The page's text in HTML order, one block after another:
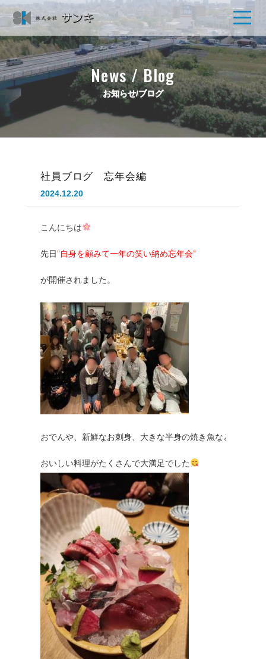
News / Blog
お知らせ/ブログ
社員ブログ 忘年会編
2024.12.20
こんにちは
先日”自身を顧みて一年の笑い納め忘年会”
が開催されました。
おでんや、新鮮なお刺身、大きな半身の焼き魚など
おいしい料理がたくさんで大満足でした